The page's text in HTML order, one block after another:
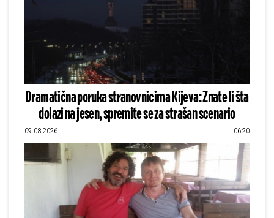
Dramatična poruka stranovnicima Kijeva: Znate li šta
dolazi na jesen, spremite se za strašan scenario
09.08.2026 06:20